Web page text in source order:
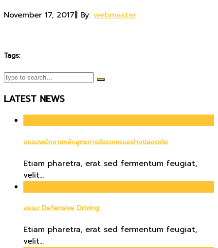
November 17, 2017|| By: webmaster
Tags:
LATEST NEWS
อบรมพนักงานหลักสูตรการขับรถเครนอย่างปลอดภัย
Etiam pharetra, erat sed fermentum feugiat,
velit...
อบรม Defensive Driving
Etiam pharetra, erat sed fermentum feugiat,
velit...